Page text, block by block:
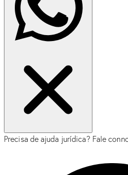
Precisa de ajuda jurídica? Fale